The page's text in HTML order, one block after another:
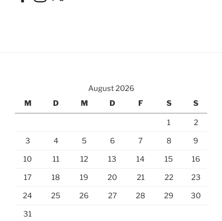
August 2026
M
D M D F S S
1 2
3 4 5 6 7 8 9
10 11 12 13 14 15 16
17 18 19 20 21 22 23
24 25 26 27 28 29 30
31